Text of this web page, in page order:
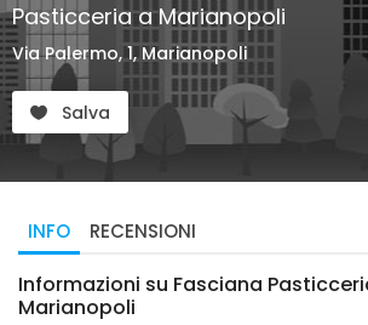
Pasticceria a Marianopoli
Via Palermo, 1, Marianopoli
Salva
INFO RECENSIONI
Informazioni su Fasciana
Marianopoli